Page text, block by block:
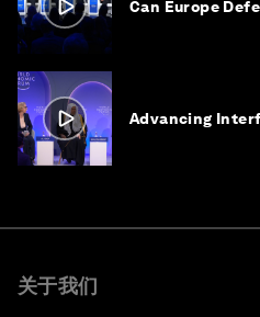
Can Europe
Advancing
关于我们